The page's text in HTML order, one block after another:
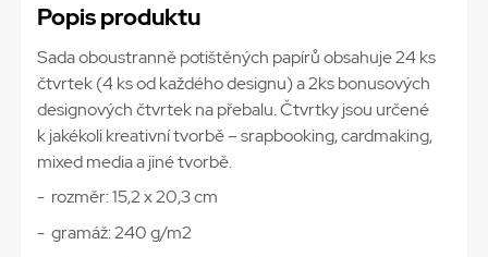
Popis produktu
Sada oboustranně potištěných papírů obsahuje 24 ks
čtvrtek (4 ks od každého designu) a 2ks bonusových
designových čtvrtek na přebalu. Čtvrtky jsou určené
k jakékoli kreativní tvorbě – srapbooking, cardmaking,
mixed media a jiné tvorbě.
- rozměr: 15,2 x 20,3 cm
- gramáž: 240 g/m2